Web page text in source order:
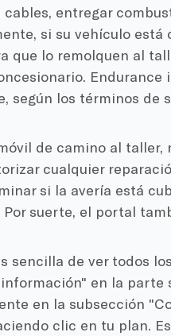
entregar
si su vehículo está
que lo remolquen al
según los términos de
de camino al
cualquier
si la avería está
Por suerte, el portal
sencilla de ver todos
en la parte
en la subsección
clic en tu plan.